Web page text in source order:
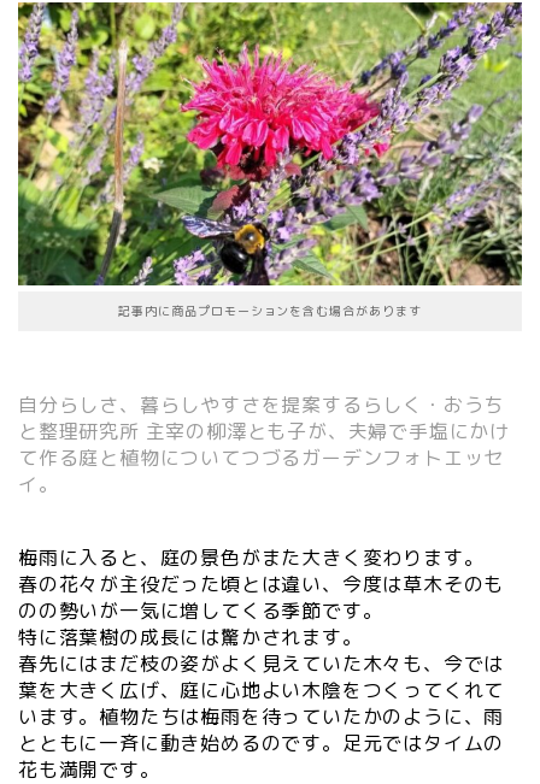
記事内に商品プロモーションを含む場合があります
自分らしさ、暮らしやすさを提案するらしく・おうち
と整理研究所 主宰の柳澤とも子が、夫婦で手塩にかけ
て作る庭と植物についてつづるガーデンフォトエッセ
イ。
梅雨に入ると、庭の景色がまた大きく変わります。
春の花々が主役だった頃とは違い、今度は草木そのも
のの勢いが一気に増してくる季節です。
特に落葉樹の成長には驚かされます。
春先にはまだ枝の姿がよく見えていた木々も、今では
葉を大きく広げ、庭に心地よい木陰をつくってくれて
います。植物たちは梅雨を待っていたかのように、雨
とともに一斉に動き始めるのです。足元ではタイムの
花も満開です。